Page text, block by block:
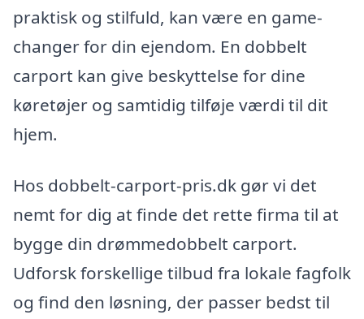
praktisk og stilfuld, kan være en game-
changer for din ejendom. En dobbelt
carport kan give beskyttelse for dine
køretøjer og samtidig tilføje værdi til dit
hjem.
Hos dobbelt-carport-pris.dk gør vi det
nemt for dig at finde det rette firma til at
bygge din drømmedobbelt carport.
Udforsk forskellige tilbud fra lokale fagfolk
og find den løsning, der passer bedst til